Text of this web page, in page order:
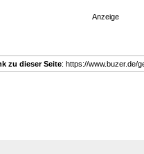
Anzeige
zu dieser Seite: https://www.buzer.de/